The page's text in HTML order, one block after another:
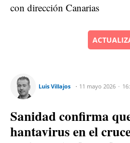
con dirección Canarias
Luis Villajos 11 mayo 2026
Sanidad confirma
hantavirus en el